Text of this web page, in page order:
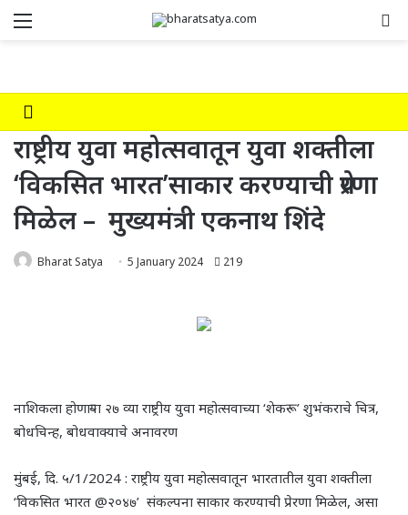
Menu
राष्ट्रीय युवा महोत्सवातून युवा शक्तीला
‘विकसित भारत’साकार करण्याची प्रेरणा
मिळेल – मुख्यमंत्री एकनाथ शिंदे
Bharat Satya 5 January 2024 219
नाशिकला होणाऱ्या २७ व्या राष्ट्रीय युवा महोत्सवाच्या ‘शेकरू’ शुभंकराचे चित्र,
बोधचिन्ह, बोधवाक्याचे अनावरण
मुंबई, दि. ५/1/2024 : राष्ट्रीय युवा महोत्सवातून भारतातील युवा शक्तीला
‘विकसित भारत @२०४७’ संकल्पना साकार करण्याची प्रेरणा मिळेल, असा